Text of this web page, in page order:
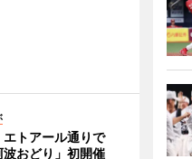
エトアール通りで
波おどり」初開催